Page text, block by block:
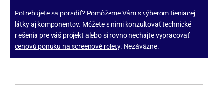
Potrebujete sa poradiť? Pomôžeme Vám s výberom tieniacej
látky aj komponentov. Môžete s nimi konzultovať technické
riešenia pre váš projekt alebo si rovno nechajte vypracovať
cenovú ponuku na screenové rolety. Nezáväzne.